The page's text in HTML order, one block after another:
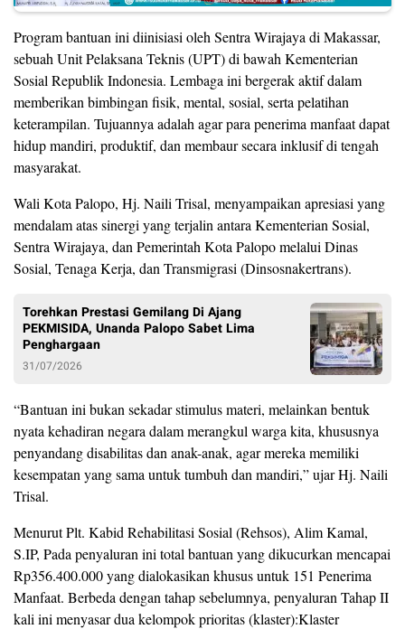
Program bantuan ini diinisiasi oleh Sentra Wirajaya di Makassar,
sebuah Unit Pelaksana Teknis (UPT) di bawah Kementerian
Sosial Republik Indonesia. Lembaga ini bergerak aktif dalam
memberikan bimbingan fisik, mental, sosial, serta pelatihan
keterampilan. Tujuannya adalah agar para penerima manfaat dapat
hidup mandiri, produktif, dan membaur secara inklusif di tengah
masyarakat.
Wali Kota Palopo, Hj. Naili Trisal, menyampaikan apresiasi yang
mendalam atas sinergi yang terjalin antara Kementerian Sosial,
Sentra Wirajaya, dan Pemerintah Kota Palopo melalui Dinas
Sosial, Tenaga Kerja, dan Transmigrasi (Dinsosnakertrans).
Torehkan Prestasi Gemilang Di Ajang
PEKMISIDA, Unanda Palopo Sabet Lima
Penghargaan
31/07/2026
“Bantuan ini bukan sekadar stimulus materi, melainkan bentuk
nyata kehadiran negara dalam merangkul warga kita, khususnya
penyandang disabilitas dan anak-anak, agar mereka memiliki
kesempatan yang sama untuk tumbuh dan mandiri,” ujar Hj. Naili
Trisal.
Menurut Plt. Kabid Rehabilitasi Sosial (Rehsos), Alim Kamal,
S.IP, Pada penyaluran ini total bantuan yang dikucurkan mencapai
Rp356.400.000 yang dialokasikan khusus untuk 151 Penerima
Manfaat. Berbeda dengan tahap sebelumnya, penyaluran Tahap II
kali ini menyasar dua kelompok prioritas (klaster):Klaster